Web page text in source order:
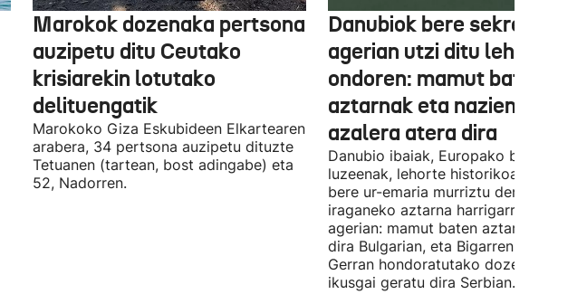
Marokok dozenaka pertsona
auzipetu ditu Ceutako
krisiarekin lotutako
delituengatik
Marokoko Giza Eskubideen Elkartearen
arabera, 34 pertsona auzipetu dituzte
Tetuanen (tartean, bost adingabe) eta
52, Nadorren.
Danubiok bere sekretuak
agerian utzi ditu
ondoren: mamut baten
aztarnak eta nazien
azalera atera dira
Danubio ibaiak, Europako bigarren
luzeenak, lehorte historikoa bizi du,
bere ur-emaria murriztu denez,
iraganeko aztarna harrigarriak utzi
agerian: mamut baten aztarnak
dira Bulgarian, eta Bigarren Mundu
Gerran hondoratutako dozenaka
ikusgai geratu dira Serbian.